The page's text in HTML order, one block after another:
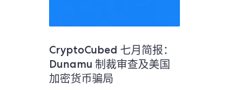
CryptoCubed 七月简报：
Dunamu 制裁审查及美国
加密货币骗局